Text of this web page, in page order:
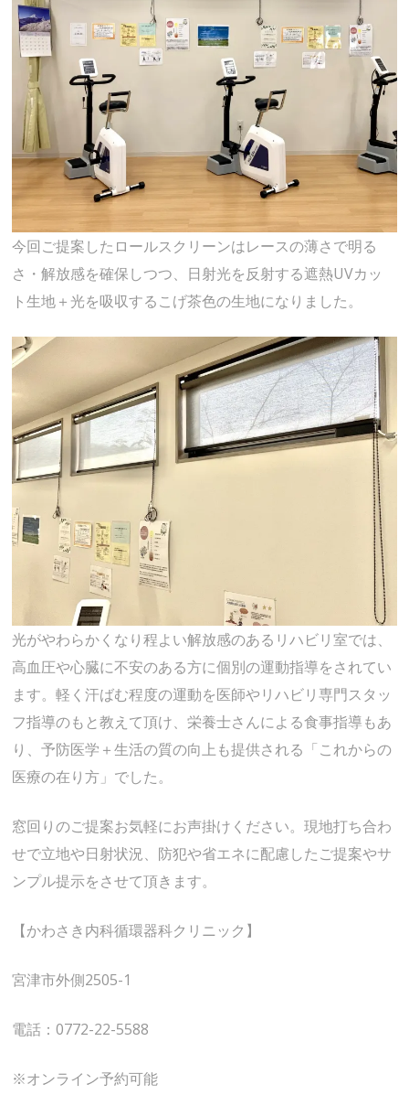
今回ご提案したロールスクリーンはレースの薄さで明る
さ・解放感を確保しつつ、日射光を反射する遮熱UVカッ
ト生地＋光を吸収するこげ茶色の生地になりました。
光がやわらかくなり程よい解放感のあるリハビリ室では、
高血圧や心臓に不安のある方に個別の運動指導をされてい
ます。軽く汗ばむ程度の運動を医師やリハビリ専門スタッ
フ指導のもと教えて頂け、栄養士さんによる食事指導もあ
り、予防医学＋生活の質の向上も提供される「これからの
医療の在り方」でした。
窓回りのご提案お気軽にお声掛けください。現地打ち合わ
せで立地や日射状況、防犯や省エネに配慮したご提案やサ
ンプル提示をさせて頂きます。
【かわさき内科循環器科クリニック】
宮津市外側2505-1
電話：0772-22-5588
※オンライン予約可能